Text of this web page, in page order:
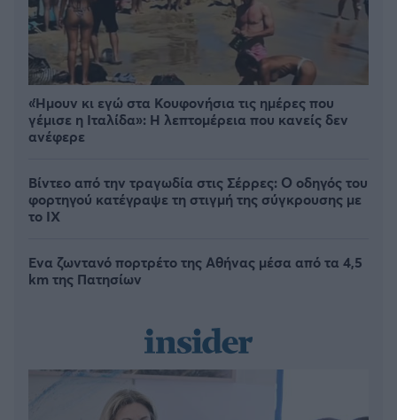
«Ήμουν κι εγώ στα Κουφονήσια τις ημέρες που
γέμισε η Ιταλίδα»: Η λεπτομέρεια που κανείς δεν
ανέφερε
Βίντεο από την τραγωδία στις Σέρρες: Ο οδηγός του
φορτηγού κατέγραψε τη στιγμή της σύγκρουσης με
το ΙΧ
Ένα ζωντανό πορτρέτο της Αθήνας μέσα από τα 4,5
km της Πατησίων